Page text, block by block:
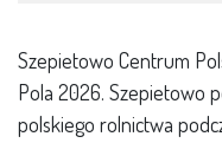
Szepietowo Centrum
Pola 2026. Szepietowo
polskiego rolnictwa